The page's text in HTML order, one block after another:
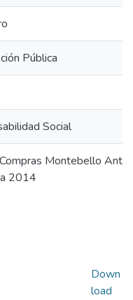
Pública
Social
Montebello
2014
Down
load